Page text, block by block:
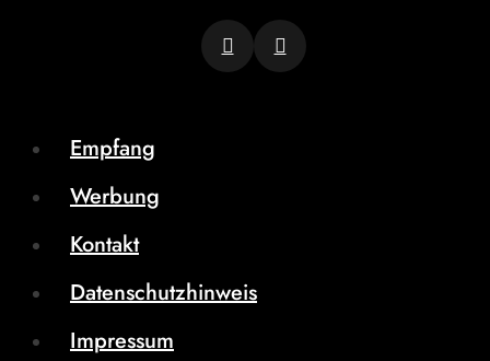
Empfang
Werbung
Kontakt
Datenschutzhinweis
Impressum